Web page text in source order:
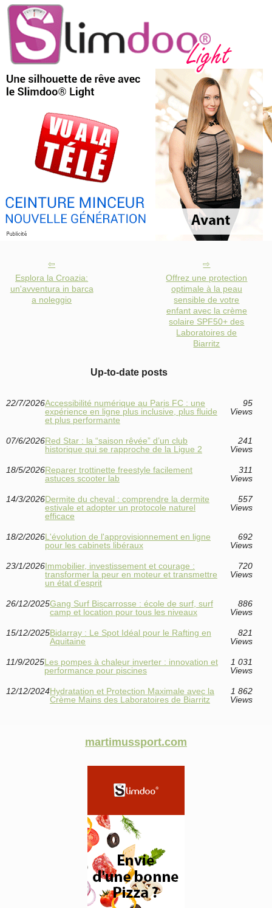
Esplora la Croazia:
un'avventura in barca
a noleggio
Offrez une protection
optimale à la peau
sensible de votre
enfant avec la crème
solaire SPF50+ des
Laboratoires de
Biarritz
Up-to-date posts
22/7/2026Accessibilité numérique au Paris FC : une
expérience en ligne plus inclusive, plus fluide
et plus performante
95
Views
07/6/2026Red Star : la “saison rêvée” d’un club
historique qui se rapproche de la Ligue 2
241
Views
18/5/2026Reparer trottinette freestyle facilement
astuces scooter lab
311
Views
14/3/2026Dermite du cheval : comprendre la dermite
estivale et adopter un protocole naturel
efficace
557
Views
18/2/2026L'évolution de l'approvisionnement en ligne
pour les cabinets libéraux
692
Views
23/1/2026Immobilier, investissement et courage :
transformer la peur en moteur et transmettre
un état d’esprit
720
Views
26/12/2025Gang Surf Biscarrosse : école de surf, surf
camp et location pour tous les niveaux
886
Views
15/12/2025Bidarray : Le Spot Idéal pour le Rafting en
Aquitaine
821
Views
11/9/2025Les pompes à chaleur inverter : innovation et
performance pour piscines
1 031
Views
12/12/2024Hydratation et Protection Maximale avec la
Crème Mains des Laboratoires de Biarritz
1 862
Views
martimussport.com